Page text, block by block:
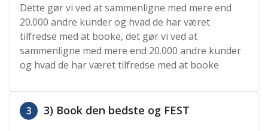
Dette gør vi ved at sammenligne med mere end
20.000 andre kunder og hvad de har været
tilfredse med at booke, det gør vi ved at
sammenligne med mere end 20.000 andre kunder
og hvad de har været tilfredse med at booke
3 3) Book den bedste og FEST